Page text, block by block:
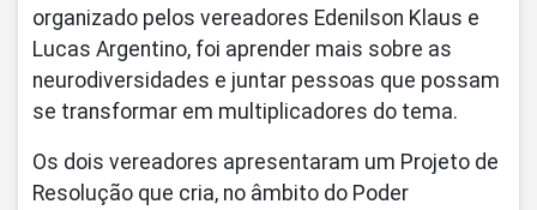
organizado pelos vereadores Edenilson Klaus e
Lucas Argentino, foi aprender mais sobre as
neurodiversidades e juntar pessoas que possam
se transformar em multiplicadores do tema.
Os dois vereadores apresentaram um Projeto de
Resolução que cria, no âmbito do Poder